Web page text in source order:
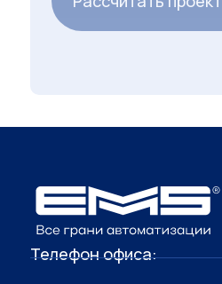
Телефон офиса: